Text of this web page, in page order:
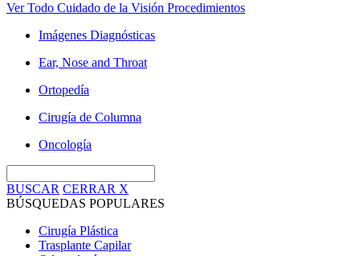
Ver Todo Cuidado de la Visión Procedimientos
Imágenes Diagnósticas
Ear, Nose and Throat
Ortopedía
Cirugía de Columna
Oncología
BUSCAR CERRAR X
BÚSQUEDAS POPULARES
Cirugía Plástica
Trasplante Capilar